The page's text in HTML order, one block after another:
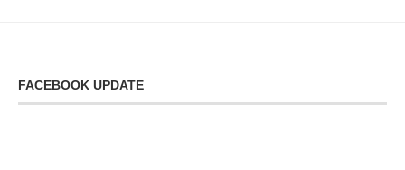
FACEBOOK UPDATE